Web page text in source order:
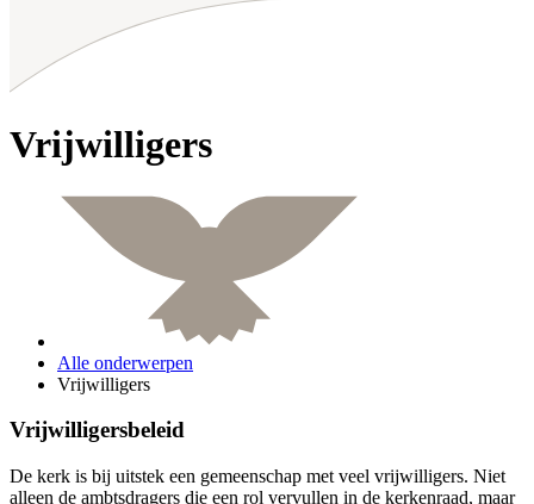
Vrijwilligers
Alle onderwerpen
Vrijwilligers
Vrijwilligersbeleid
De kerk is bij uitstek een gemeenschap met veel vrijwilligers. Niet
alleen de ambtsdragers die een rol vervullen in de kerkenraad, maar